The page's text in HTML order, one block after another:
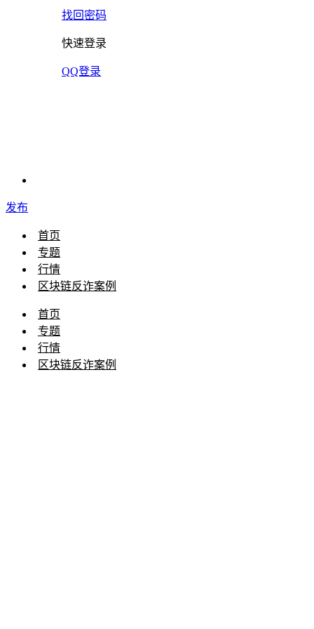
找回密码
快速登录
QQ登录
发布
首页
专题
行情
区块链反诈案例
首页
专题
行情
区块链反诈案例